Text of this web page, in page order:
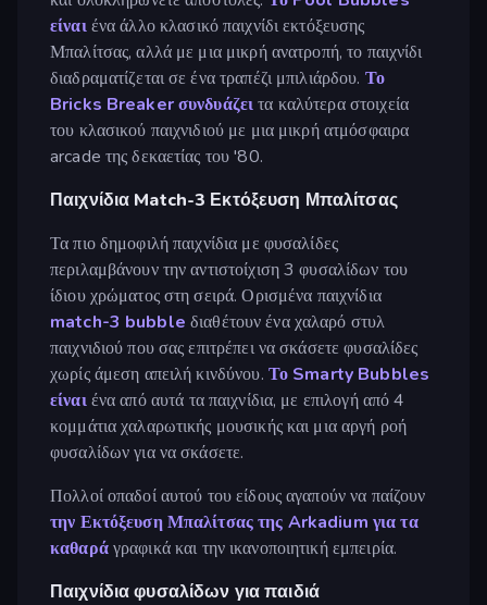
είναιένα άλλο κλασικό παιχνίδι εκτόξευσης
Μπαλίτσας, αλλά με μια μικρή ανατροπή, το παιχνίδι
διαδραματίζεται σε ένα τραπέζι μπιλιάρδου. Το
Bricks Breaker συνδυάζειτα καλύτερα στοιχεία
του κλασικού παιχνιδιού με μια μικρή ατμόσφαιρα
arcade της δεκαετίας του '80.
Παιχνίδια Match-3 Εκτόξευση Μπαλίτσας
Τα πιο δημοφιλή παιχνίδια με φυσαλίδες
περιλαμβάνουν την αντιστοίχιση 3 φυσαλίδων του
ίδιου χρώματος στη σειρά. Ορισμένα παιχνίδια
match-3 bubble διαθέτουν ένα χαλαρό στυλ
παιχνιδιού που σας επιτρέπει να σκάσετε φυσαλίδες
χωρίς άμεση απειλή κινδύνου. Το Smarty Bubbles
είναιένα από αυτά τα παιχνίδια, με επιλογή από 4
κομμάτια χαλαρωτικής μουσικής και μια αργή ροή
φυσαλίδων για να σκάσετε.
Πολλοί οπαδοί αυτού του είδους αγαπούν να παίζουν
την Εκτόξευση Μπαλίτσας της Arkadium για τα
καθαράγραφικά και την ικανοποιητική εμπειρία.
Παιχνίδια φυσαλίδων για παιδιά